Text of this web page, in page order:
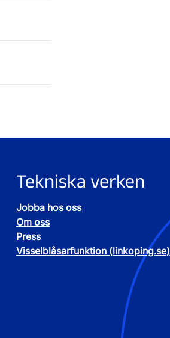
Tekniska verken
Jobba hos oss
Om oss
Press
Visselblåsarfunktion (linkoping.se)